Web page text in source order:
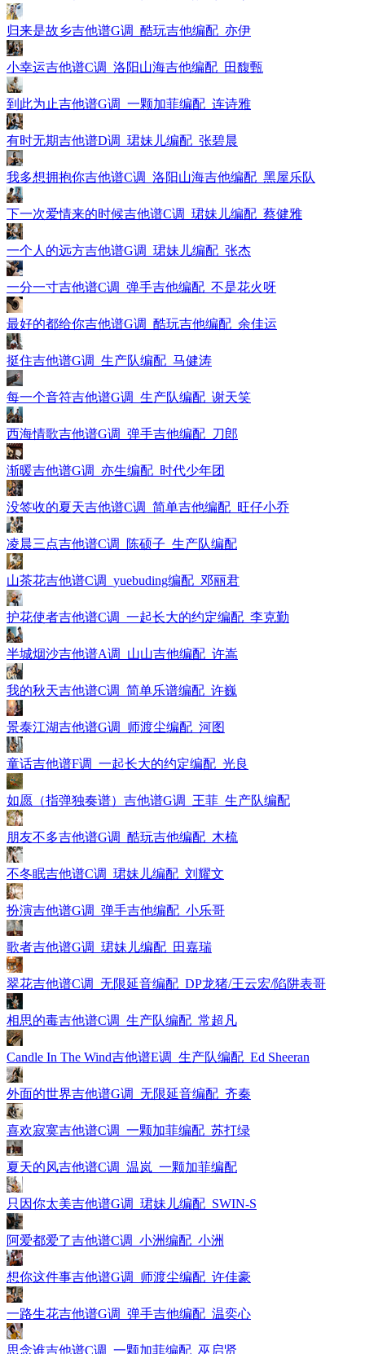
归来是故乡吉他谱G调_酷玩吉他编配_亦伊
小幸运吉他谱C调_洛阳山海吉他编配_田馥甄
到此为止吉他谱G调_一颗加菲编配_连诗雅
有时无期吉他谱D调_珺妹儿编配_张碧晨
我多想拥抱你吉他谱C调_洛阳山海吉他编配_黑屋乐队
下一次爱情来的时候吉他谱C调_珺妹儿编配_蔡健雅
一个人的远方吉他谱G调_珺妹儿编配_张杰
一分一寸吉他谱C调_弹手吉他编配_不是花火呀
最好的都给你吉他谱G调_酷玩吉他编配_余佳运
挺住吉他谱G调_生产队编配_马健涛
每一个音符吉他谱G调_生产队编配_谢天笑
西海情歌吉他谱G调_弹手吉他编配_刀郎
渐暖吉他谱G调_亦生编配_时代少年团
没签收的夏天吉他谱C调_简单吉他编配_旺仔小乔
凌晨三点吉他谱C调_陈硕子_生产队编配
山茶花吉他谱C调_yuebuding编配_邓丽君
护花使者吉他谱C调_一起长大的约定编配_李克勤
半城烟沙吉他谱A调_山山吉他编配_许嵩
我的秋天吉他谱C调_简单乐谱编配_许巍
景泰江湖吉他谱G调_师渡尘编配_河图
童话吉他谱F调_一起长大的约定编配_光良
如愿（指弹独奏谱）吉他谱G调_王菲_生产队编配
朋友不多吉他谱G调_酷玩吉他编配_木梳
不冬眠吉他谱C调_珺妹儿编配_刘耀文
扮演吉他谱G调_弹手吉他编配_小乐哥
歌者吉他谱G调_珺妹儿编配_田嘉瑞
翠花吉他谱C调_无限延音编配_DP龙猪/王云宏/陷阱表哥
相思的毒吉他谱C调_生产队编配_常超凡
Candle In The Wind吉他谱E调_生产队编配_Ed Sheeran
外面的世界吉他谱G调_无限延音编配_齐秦
喜欢寂寞吉他谱C调_一颗加菲编配_苏打绿
夏天的风吉他谱C调_温岚_一颗加菲编配
只因你太美吉他谱G调_珺妹儿编配_SWIN-S
阿爱都爱了吉他谱C调_小洲编配_小洲
想你这件事吉他谱G调_师渡尘编配_许佳豪
一路生花吉他谱G调_弹手吉他编配_温奕心
思念谁吉他谱C调_一颗加菲编配_巫启贤